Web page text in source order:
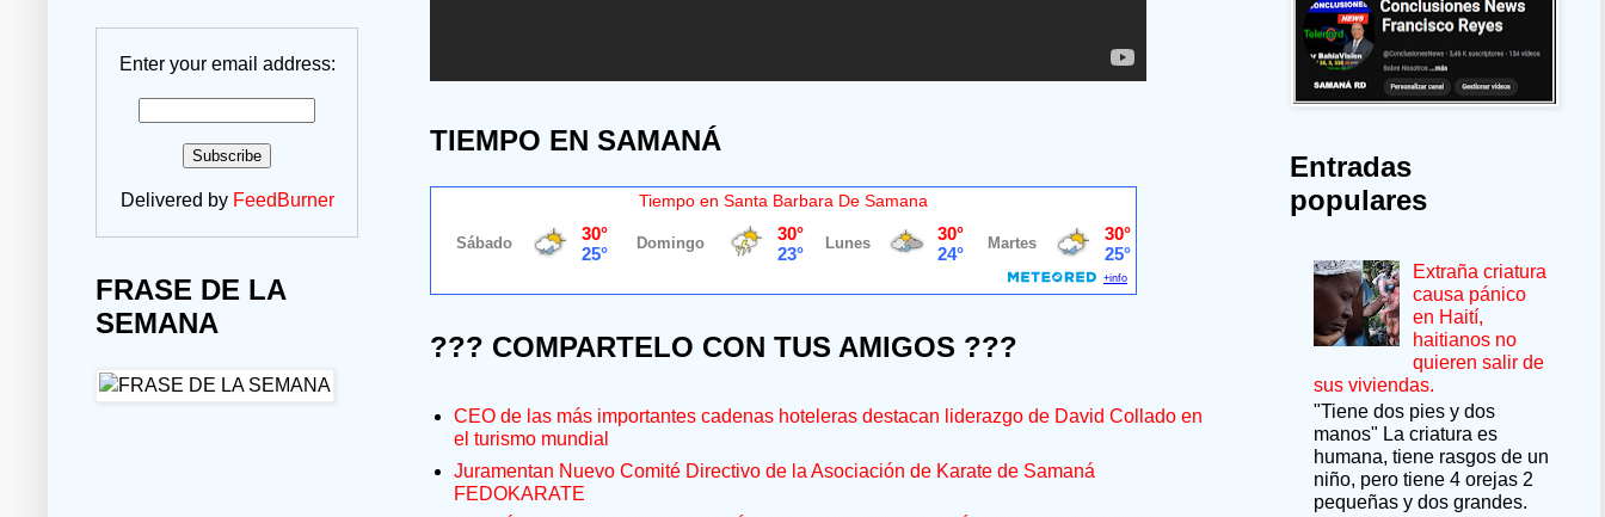
TIEMPO EN SAMANÁ
Tiempo en Santa Barbara De Samana
??? COMPARTELO CON TUS AMIGOS ???
CEO de las más importantes cadenas hoteleras destacan liderazgo de David Collado en
el turismo mundial
Juramentan Nuevo Comité Directivo de la Asociación de Karate de Samaná
FEDOKARATE
Enter your email address:
Delivered by FeedBurner
FRASE DE LA
SEMANA
Entradas
populares
Extraña criatura
causa pánico
en Haití,
haitianos no
quieren salir de
sus viviendas.
"Tiene dos pies y dos
manos" La criatura es
humana, tiene rasgos de un
niño, pero tiene 4 orejas 2
pequeñas y dos grandes.